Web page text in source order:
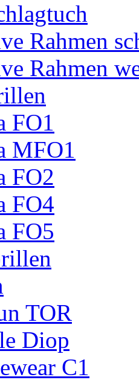
Rahmen
Rahmen
FO1
MFO1
FO2
FO4
FO5
TOR
Diop
C1